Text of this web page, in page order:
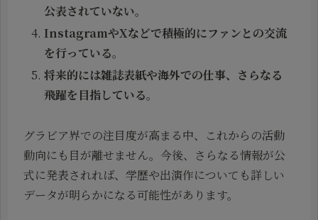
公表されていない。
InstagramやXなどで積極的にファンとの交流
を行っている。
将来的には雑誌表紙や海外での仕事、さらなる
飛躍を目指している。
グラビア界での注目度が高まる中、これからの活動
動向にも目が離せません。今後、さらなる情報が公
式に発表されれば、学歴や出演作についても詳しい
データが明らかになる可能性があります。